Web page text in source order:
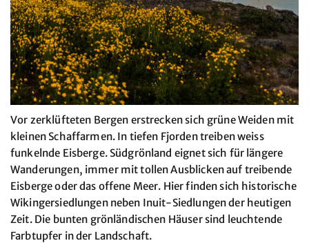
Vor zerklüfteten Bergen erstrecken sich grüne Weiden mit
kleinen Schaffarmen. In tiefen Fjorden treiben weiss
funkelnde Eisberge. Südgrönland eignet sich für längere
Wanderungen, immer mit tollen Ausblicken auf treibende
Eisberge oder das offene Meer. Hier finden sich historische
Wikingersiedlungen neben Inuit-Siedlungen der heutigen
Zeit. Die bunten grönländischen Häuser sind leuchtende
Farbtupfer in der Landschaft.